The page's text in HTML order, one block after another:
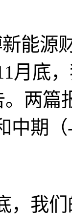
源
月底
两篇
中期
，我